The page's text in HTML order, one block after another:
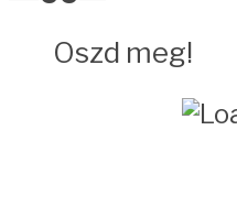
Oszd meg!